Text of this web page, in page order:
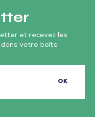
et recevez les
dans votre boîte
OK